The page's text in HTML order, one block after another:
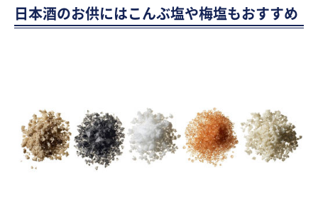
日本酒のお供にはこんぶ塩や梅塩もおすすめ